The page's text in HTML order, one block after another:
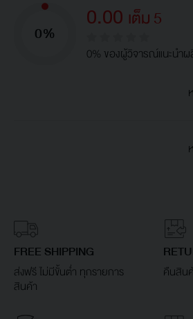
0% 0.00 เต็ม 5
0% ของผู้วิจารณ์แนะน
FREE SHIPPING
ส่งฟรี ไม่มีขั้นต่ำ ทุกรายการ
สินค้า
คืนสิน